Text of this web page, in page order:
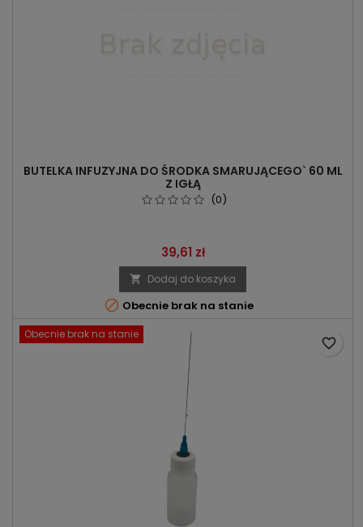
BUTELKA INFUZYJNA DO ŚRODKA SMARUJĄCEGO` 60 ML
Z IGŁĄ
(0)
Cena
39,61 zł
 Dodaj do koszyka
 Obecnie brak na stanie
Obecnie brak na stanie
favorite_border